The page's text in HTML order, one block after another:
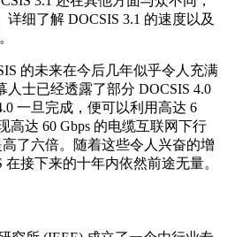
细了解 DOCSIS 3.1 的速度以及
的未来在今后几年似乎令人充满
士已经透露了部分 DOCSIS 4.0
一旦完成，便可以利用高达 6
高达 60 Gbps 的电缆互联网下行
了六倍。随着这些令人兴奋的增
接下来的十年内依然前途无量。